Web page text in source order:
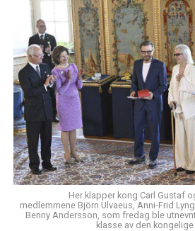
Her klapper kong Carl Gustaf
medlemmene Björn Ulvaeus, Anni-Frid
Benny Andersson, som fredag ble
klasse av den